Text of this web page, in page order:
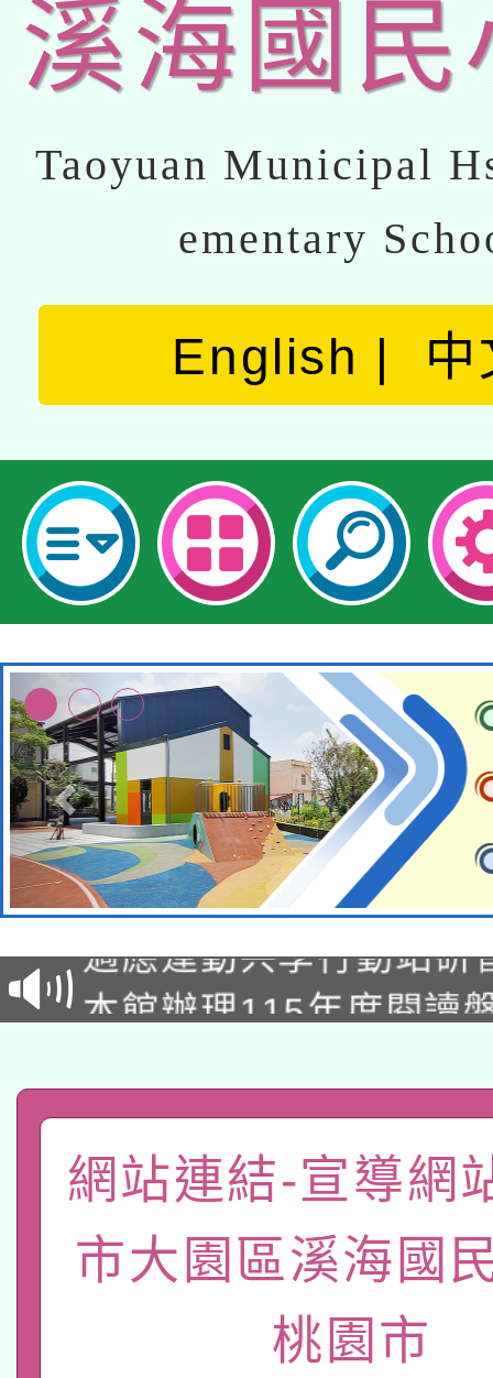
溪海國民
Taoyuan Municipal
ementary
English 中
本校115學年度第2次
招)
本館辦理115年度閱讀
礎課程
A3數位素養講師名單
「數位內容與教學軟體
有關大陸委員會函釋公
薪期間赴陸應申請許可
轉知經濟部水利署委託
業技術研究院辦理「
115年8月22日(星期六
網站連結-宣導網
市大園區溪海國
桃園市